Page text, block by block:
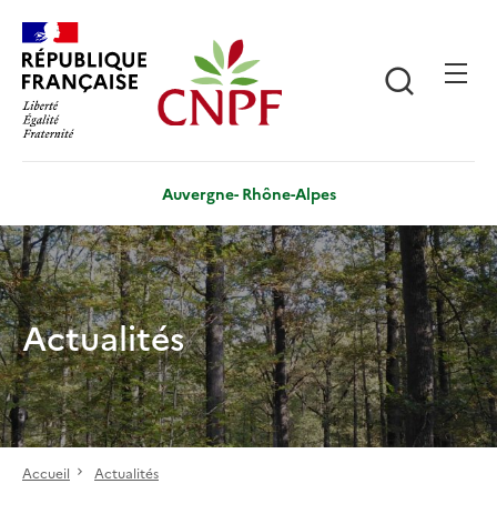
contenu
principal
Auvergne- Rhône-Alpes
Actualités
Accueil Actualités